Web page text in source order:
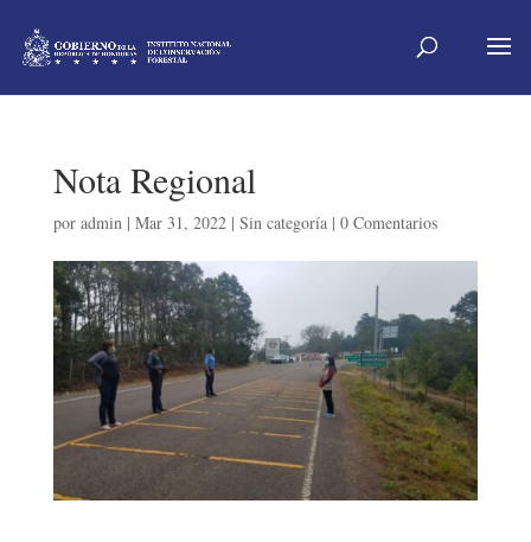
Nota Regional
por admin| Mar 31, 2022| Sin categoría| 0 Comentarios